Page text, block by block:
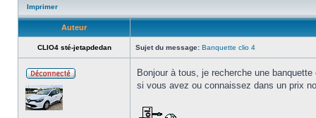
Imprimer
Auteur
CLIO4 sté-jetapdedan Sujet du message: Banquette clio 4
Bonjour à tous, je recherche une
si vous avez ou connaissez dans un prix